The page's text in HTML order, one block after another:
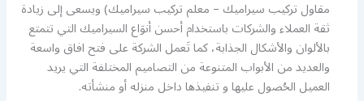
مقاول تركيب سيراميك – معلم تركيب سيراميك) ويسعى إلى زيادة
ثقة العملاء والشركات باستخدام أحسن أنوَاع السيراميك التي تتمتع
بالألوان والأشكال الجذابة، كما تَعمل الشركة على فتح افاق واسعة
والعديد من الأبواب المتنوعة من التصاميم المختلفة التي يريد
العميل الحُصول عليها و تنفيذها داخل منزله أو منشأته.